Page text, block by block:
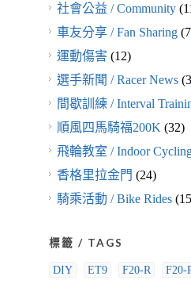
社會公益 / Community
車友分享 / Fan Sharing
運動傷害(12)
選手新聞 / Racer News
間歇訓練 / Interval
順風四馬騎福200K (32)
飛輪教室 / Indoor
香格里拉金門 (24)
騎乘活動 / Bike Rides
標籤 / TAGS
DIY ET9 F20-R F20-